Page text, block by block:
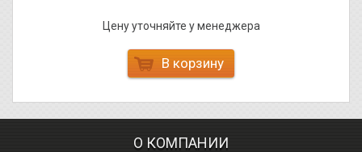
Цену уточняйте у менеджера
В корзину
О КОМПАНИИ